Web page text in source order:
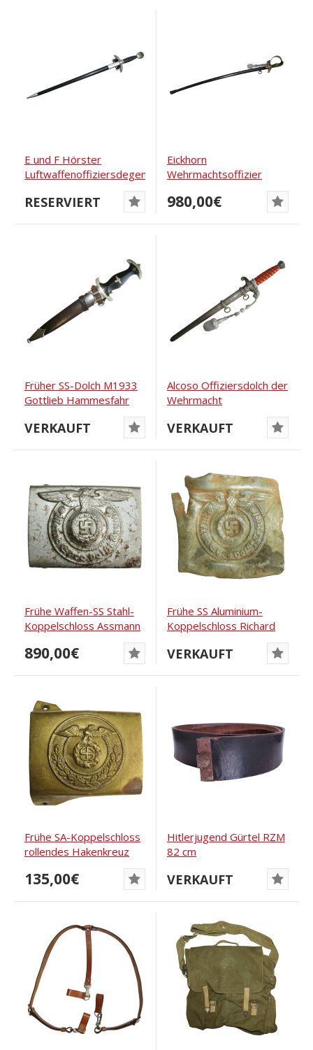
E und F Hörster
Luftwaffenoffiziersdegen
RESERVIERT
Eickhorn
Wehrmachtsoffizier
980,00€
Früher SS-Dolch M1933
Gottlieb Hammesfahr
VERKAUFT
Alcoso Offiziersdolch der
Wehrmacht
VERKAUFT
Frühe Waffen-SS Stahl-
Koppelschloss Assmann
890,00€
Frühe SS Aluminium-
Koppelschloss Richard
VERKAUFT
Frühe SA-Koppelschloss
rollendes Hakenkreuz
135,00€
Hitlerjugend Gürtel RZM
82 cm
VERKAUFT